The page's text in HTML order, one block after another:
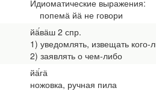
Идиоматические выражения:
попемӓ йӓ не говори
йӓ́вӓш 2 спр.
1) уведомлять, извещать кого-
2) заявлять о чем-либо
йӓ́гӓ
ножовка, ручная пила